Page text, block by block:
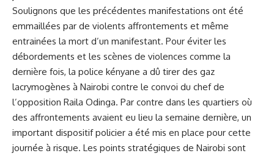
Soulignons que les précédentes manifestations ont été
emmaillées par de violents affrontements et même
entrainées la mort d’un manifestant. Pour éviter les
débordements et les scènes de violences comme la
dernière fois, la police kényane a dû tirer des gaz
lacrymogènes à Nairobi contre le convoi du chef de
l’opposition Raila Odinga. Par contre dans les quartiers où
des affrontements avaient eu lieu la semaine dernière, un
important dispositif policier a été mis en place pour cette
journée à risque. Les points stratégiques de Nairobi sont